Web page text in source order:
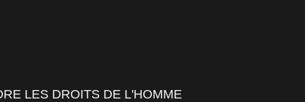
LES DROITS DE L'HOMME